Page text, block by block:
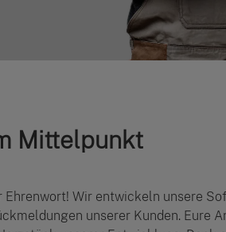
Mittelpunkt
Ehrenwort! Wir entwickeln unsere
unserer Kunden. Eure